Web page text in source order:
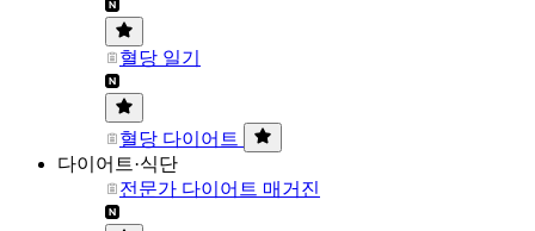
혈당 일기
혈당 다이어트
다이어트·식단
전문가 다이어트 매거진